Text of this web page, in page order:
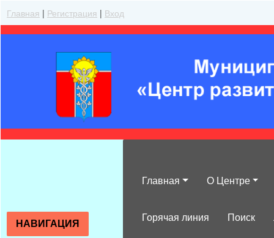
Главная | Регистрация | Вход
Главная О Центре
Горячая линия Поиск
НАВИГАЦИЯ
обучающихся